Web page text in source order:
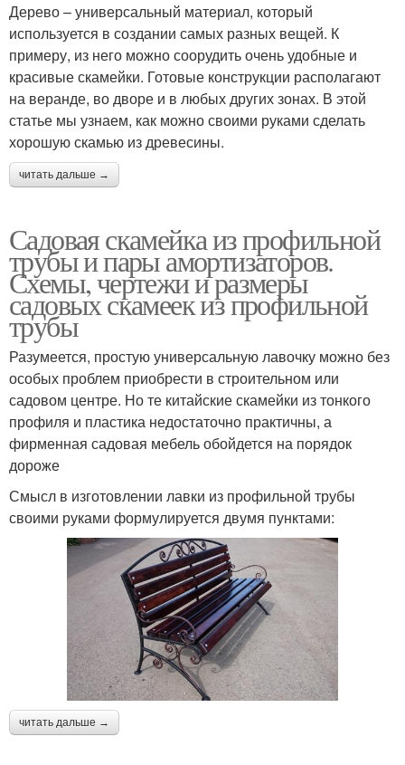
Дерево – универсальный материал, который
используется в создании самых разных вещей. К
примеру, из него можно соорудить очень удобные и
красивые скамейки. Готовые конструкции располагают
на веранде, во дворе и в любых других зонах. В этой
статье мы узнаем, как можно своими руками сделать
хорошую скамью из древесины.
читать дальше →
Садовая скамейка из профильной
трубы и пары амортизаторов.
Схемы, чертежи и размеры
садовых скамеек из профильной
трубы
Разумеется, простую универсальную лавочку можно без
особых проблем приобрести в строительном или
садовом центре. Но те китайские скамейки из тонкого
профиля и пластика недостаточно практичны, а
фирменная садовая мебель обойдется на порядок
дороже
Смысл в изготовлении лавки из профильной трубы
своими руками формулируется двумя пунктами:
читать дальше →